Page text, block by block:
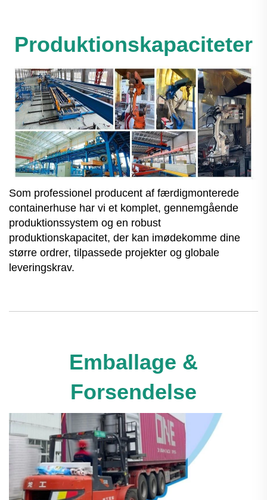
Produktionskapaciteter
Som professionel producent af færdigmonterede
containerhuse har vi et komplet, gennemgående
produktionssystem og en robust
produktionskapacitet, der kan imødekomme dine
større ordrer, tilpassede projekter og globale
leveringskrav.
Emballage &
Forsendelse